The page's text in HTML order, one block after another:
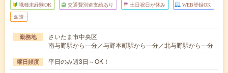
職種未経験OK 交通費別途支給あり 土日祝日が休み WEB登録OK
派遣
勤務地
さいたま市中央区
南与野駅から---分／与野本町駅から---分／北与野駅から---分
曜日頻度 平日のみ週3日～OK！